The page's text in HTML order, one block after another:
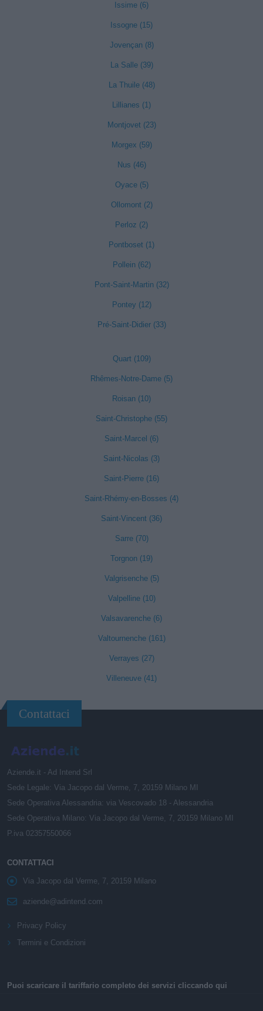
Issime (6)
Issogne (15)
Jovençan (8)
La Salle (39)
La Thuile (48)
Lillianes (1)
Montjovet (23)
Morgex (59)
Nus (46)
Oyace (5)
Ollomont (2)
Perloz (2)
Pontboset (1)
Pollein (62)
Pont-Saint-Martin (32)
Pontey (12)
Pré-Saint-Didier (33)
Quart (109)
Rhêmes-Notre-Dame (5)
Roisan (10)
Saint-Christophe (55)
Saint-Marcel (6)
Saint-Nicolas (3)
Saint-Pierre (16)
Saint-Rhémy-en-Bosses (4)
Saint-Vincent (36)
Sarre (70)
Torgnon (19)
Valgrisenche (5)
Valpelline (10)
Valsavarenche (6)
Valtournenche (161)
Verrayes (27)
Villeneuve (41)
Contattaci
Aziende.it - Ad Intend Srl
Sede Legale: Via Jacopo dal Verme, 7, 20159 Milano MI
Sede Operativa Alessandria: via Vescovado 18 - Alessandria
Sede Operativa Milano: Via Jacopo dal Verme, 7, 20159 Milano MI
P.iva 02357550066
CONTATTACI
Via Jacopo dal Verme, 7, 20159 Milano
aziende@adintend.com
Privacy Policy
Termini e Condizioni
Puoi scaricare il tariffario completo dei servizi cliccando qui